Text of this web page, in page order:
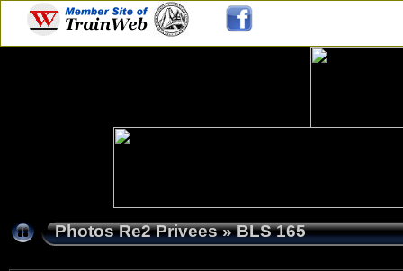
Photos Re2 Privees»BLS 165